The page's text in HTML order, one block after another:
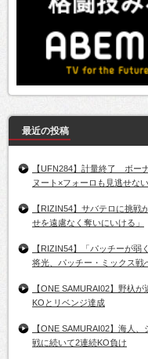
最近の投稿
【UFN284】計量終了 ボー
ヌート×フォーロも見逃せない
【RIZIN54】サバテロに挑
せを遠慮なく奪いにいける」
【RIZIN54】「パッチーが
将光、パッチー・ミックス戦
【ONE SAMURAI02】野杁
KOとリベンジ達成
【ONE SAMURAI02】海人
戦に続いて2連続KO負け